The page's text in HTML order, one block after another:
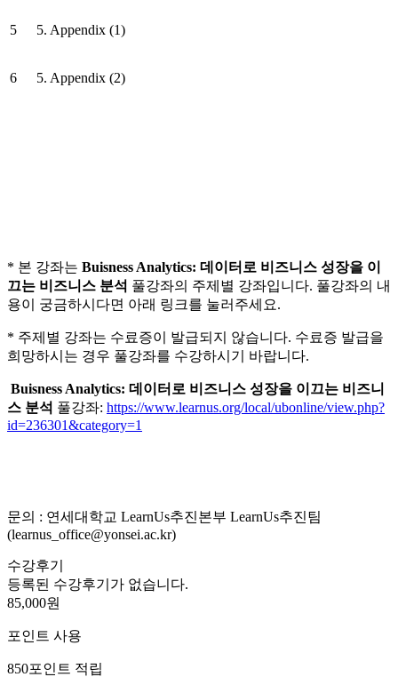
5 5. Appendix (1)
6 5. Appendix (2)
* 본 강좌는 Buisness Analytics: 데이터로 비즈니스 성장을 이
끄는 비즈니스 분석 풀강좌의 주제별 강좌입니다. 풀강좌의 내
용이 궁금하시다면 아래 링크를 눌러주세요.
* 주제별 강좌는 수료증이 발급되지 않습니다. 수료증 발급을
희망하시는 경우 풀강좌를 수강하시기 바랍니다.
Buisness Analytics: 데이터로 비즈니스 성장을 이끄는 비즈니
스 분석 풀강좌: https://www.learnus.org/local/ubonline/view.php?
id=236301&category=1
문의 : 연세대학교 LearnUs추진본부 LearnUs추진팀
(learnus_office@yonsei.ac.kr)
수강후기
등록된 수강후기가 없습니다.
85,000원
포인트 사용
850포인트 적립